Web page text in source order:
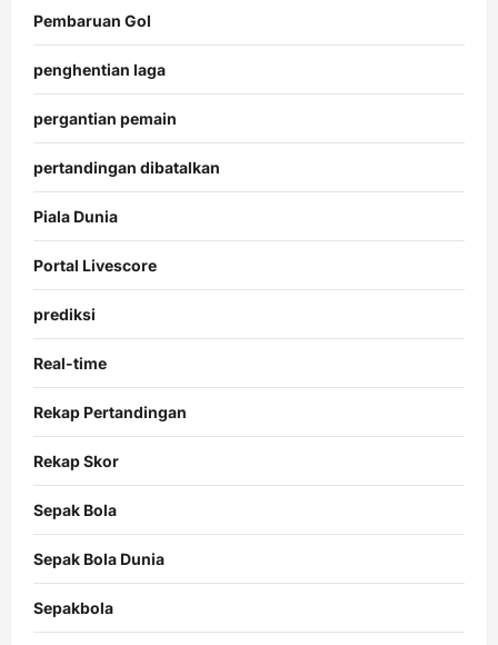
Pembaruan Gol
penghentian laga
pergantian pemain
pertandingan dibatalkan
Piala Dunia
Portal Livescore
prediksi
Real-time
Rekap Pertandingan
Rekap Skor
Sepak Bola
Sepak Bola Dunia
Sepakbola